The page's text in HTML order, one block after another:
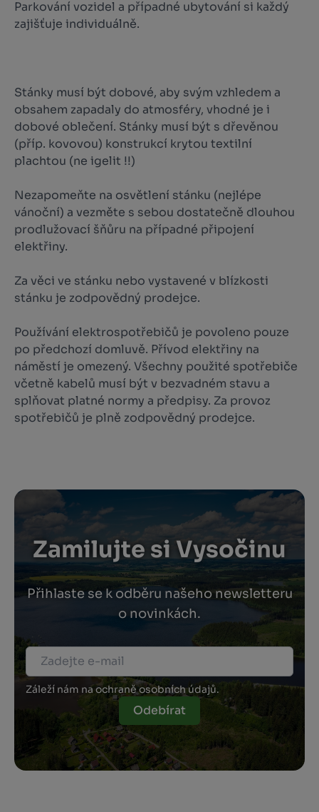
Parkování vozidel a případné ubytování si každý
zajišťuje individuálně.
Stánky musí být dobové, aby svým vzhledem a
obsahem zapadaly do atmosféry, vhodné je i
dobové oblečení. Stánky musí být s dřevěnou
(příp. kovovou) konstrukcí krytou textilní
plachtou (ne igelit !!)
Nezapomeňte na osvětlení stánku (nejlépe
vánoční) a vezměte s sebou dostatečně dlouhou
prodlužovací šňůru na případné připojení
elektřiny.
Za věci ve stánku nebo vystavené v blízkosti
stánku je zodpovědný prodejce.
Používání elektrospotřebičů je povoleno pouze
po předchozí domluvě. Přívod elektřiny na
náměstí je omezený. Všechny použité spotřebiče
včetně kabelů musí být v bezvadném stavu a
splňovat platné normy a předpisy. Za provoz
spotřebičů je plně zodpovědný prodejce.
Zamilujte si Vysočinu
Přihlaste se k odběru našeho newsletteru
o novinkách.
Záleží nám na ochraně osobních údajů.
Odebírat